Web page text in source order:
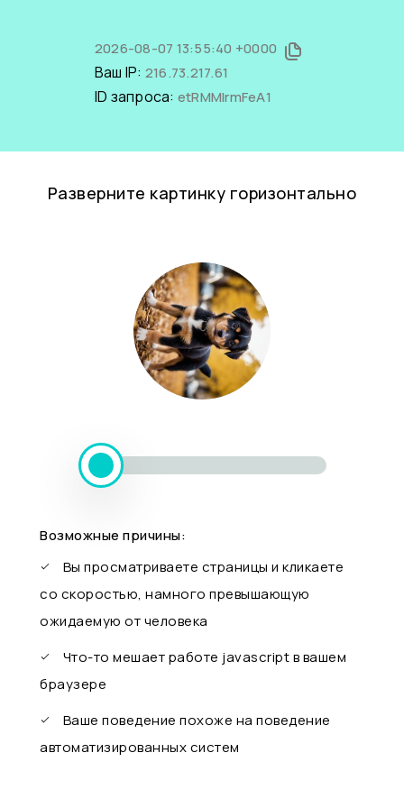
2026-08-07 13:55:40 +0000
Ваш IP: 216.73.217.61
ID запроса: etRMMlrmFeA1
Разверните картинку горизонтально
Возможные причины:
Вы просматриваете страницы и кликаете
со скоростью, намного превышающую
ожидаемую от человека
Что-то мешает работе javascript в вашем
браузере
Ваше поведение похоже на поведение
автоматизированных систем